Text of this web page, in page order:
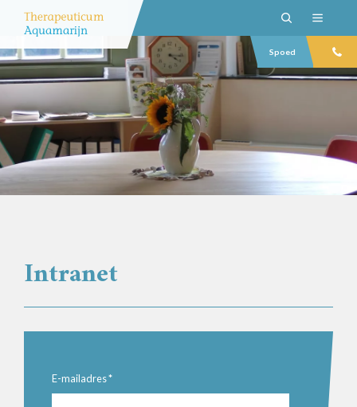
Spoed
Intranet
E-mailadres*